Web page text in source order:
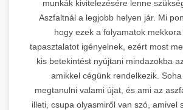
munkák kivitelezésére lenne
Aszfaltnál a legjobb helyen jár. Mi
hogy ezek a folyamatok
tapasztalatot igényelnek, ezért most
kis betekintést nyújtani mindazokba
amikkel cégünk rendelkezik.
megtanulni valami újat, és ami az
illeti, csupa olyasmiről van szó, amivel